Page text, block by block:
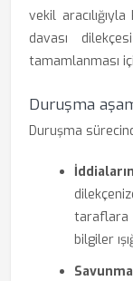
vekil
davası
tamamlanması
Duruşma
Duruşma
bilgiler